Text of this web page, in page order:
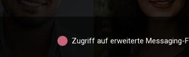
Zugriff auf erweiterte Messaging-